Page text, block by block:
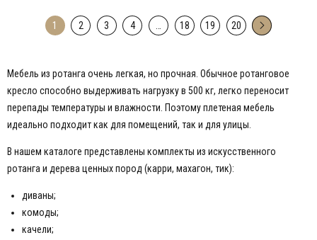
1 2 3 4 … 18 19 20 →
Мебель из ротанга очень легкая, но прочная. Обычное ротанговое
кресло способно выдерживать нагрузку в 500 кг, легко переносит
перепады температуры и влажности. Поэтому плетеная мебель
идеально подходит как для помещений, так и для улицы.
В нашем каталоге представлены комплекты из искусственного
ротанга и дерева ценных пород (карри, махагон, тик):
диваны;
комоды;
качели;